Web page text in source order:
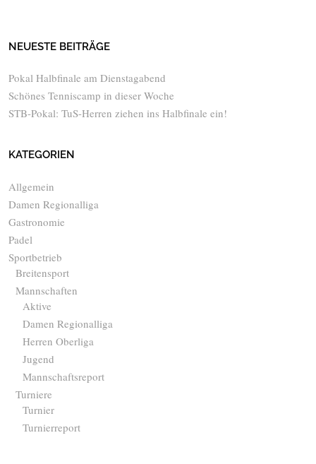
NEUESTE BEITRÄGE
Pokal Halbfinale am Dienstagabend
Schönes Tenniscamp in dieser Woche
STB-Pokal: TuS-Herren ziehen ins Halbfinale ein!
KATEGORIEN
Allgemein
Damen Regionalliga
Gastronomie
Padel
Sportbetrieb
Breitensport
Mannschaften
Aktive
Damen Regionalliga
Herren Oberliga
Jugend
Mannschaftsreport
Turniere
Turnier
Turnierreport